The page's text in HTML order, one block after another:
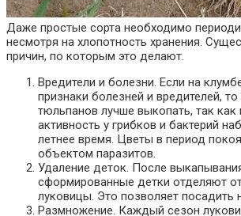
Даже простые сорта необходимо
несмотря на хлопотность хранения.
причин, по которым это делают.
Вредители и болезни. Если на
признаки болезней и вредителей,
тюльпанов лучше выкопать, так как
активность у грибков и бактерий
летнее время. Цветы в период
объектом паразитов.
Удаление деток. После
сформированные детки отделяют
луковицы. Это позволяет посадить
Размножение. Каждый сезон